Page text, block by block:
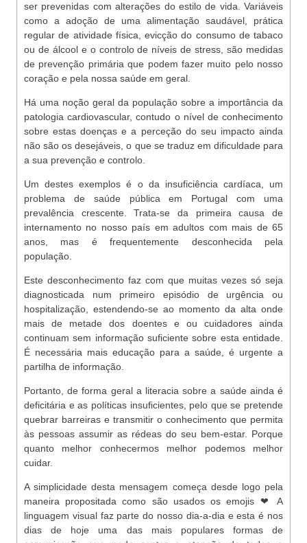
ser prevenidas com alterações do estilo de vida. Variáveis
como a adoção de uma alimentação saudável, prática
regular de atividade física, evicção do consumo de tabaco
ou de álcool e o controlo de níveis de stress, são medidas
de prevenção primária que podem fazer muito pelo nosso
coração e pela nossa saúde em geral.
Há uma noção geral da população sobre a importância da
patologia cardiovascular, contudo o nível de conhecimento
sobre estas doenças e a perceção do seu impacto ainda
não são os desejáveis, o que se traduz em dificuldade para
a sua prevenção e controlo.
Um destes exemplos é o da insuficiência cardíaca, um
problema de saúde pública em Portugal com uma
prevalência crescente. Trata-se da primeira causa de
internamento no nosso país em adultos com mais de 65
anos, mas é frequentemente desconhecida pela
população.
Este desconhecimento faz com que muitas vezes só seja
diagnosticada num primeiro episódio de urgência ou
hospitalização, estendendo-se ao momento da alta onde
mais de metade dos doentes e ou cuidadores ainda
continuam sem informação suficiente sobre esta entidade.
É necessária mais educação para a saúde, é urgente a
partilha de informação.
Portanto, de forma geral a literacia sobre a saúde ainda é
deficitária e as políticas insuficientes, pelo que se pretende
quebrar barreiras e transmitir o conhecimento que permita
às pessoas assumir as rédeas do seu bem-estar. Porque
quanto melhor conhecermos melhor podemos melhor
cuidar.
A simplicidade desta mensagem começa desde logo pela
maneira propositada como são usados os emojis ❤ A
linguagem visual faz parte do nosso dia-a-dia e esta é nos
dias de hoje uma das mais populares formas de